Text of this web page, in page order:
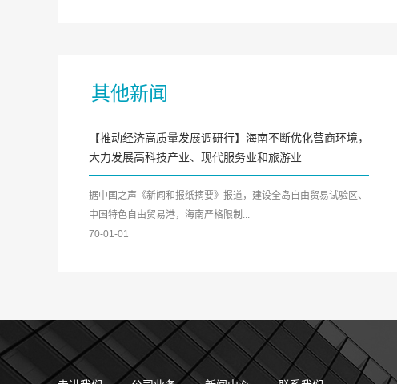
其他新闻
【推动经济高质量发展调研行】海南不断优化营商环境，
大力发展高科技产业、现代服务业和旅游业
据中国之声《新闻和报纸摘要》报道，建设全岛自由贸易试验区、
中国特色自由贸易港，海南严格限制...
70-01-01